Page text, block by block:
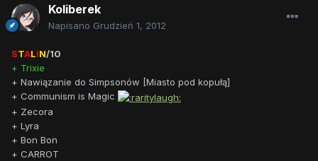
Koliberek
Napisano Grudzień 1, 2012
STALIN/10
+ Trixie
+ Nawiązanie do Simpsonów [Miasto pod kopułą]
+ Communism is Magic
+ Zecora
+ Lyra
+ Bon Bon
+ CARROT